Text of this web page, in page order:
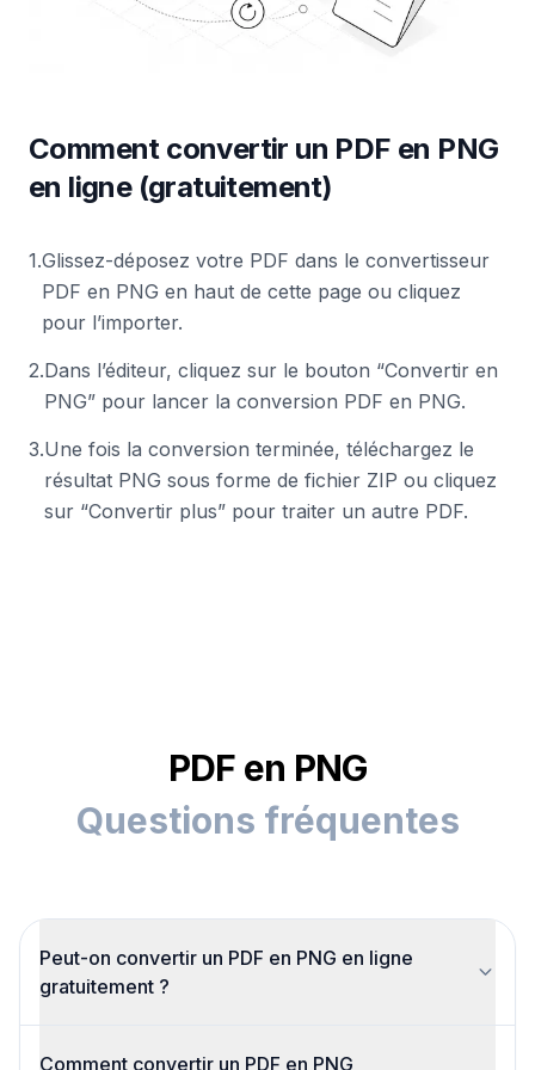
Comment convertir un PDF en PNG
en ligne (gratuitement)
1.Glissez-déposez votre PDF dans le convertisseur
PDF en PNG en haut de cette page ou cliquez
pour l’importer.
2.Dans l’éditeur, cliquez sur le bouton “Convertir en
PNG” pour lancer la conversion PDF en PNG.
3.Une fois la conversion terminée, téléchargez le
résultat PNG sous forme de fichier ZIP ou cliquez
sur “Convertir plus” pour traiter un autre PDF.
PDF en PNG
Questions fréquentes
Peut-on convertir un PDF en PNG en ligne
gratuitement ?
Comment convertir un PDF en PNG